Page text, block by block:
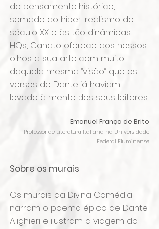
do pensamento histórico,
somado ao hiper-realismo do
século XX e às tão dinâmicas
HQs, Canato oferece aos nossos
olhos a sua arte com muito
daquela mesma “visão” que os
versos de Dante já haviam
levado à mente dos seus leitores.
Emanuel França de Brito
Professor de Literatura Italiana na Universidade
Federal Fluminense
Sobre os murais
Os murais da Divina Comédia
narram o poema épico de Dante
Alighieri e ilustram a viagem do